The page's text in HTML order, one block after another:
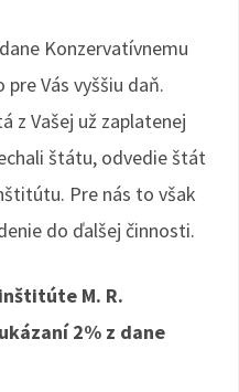
Konzervatívnemu
Vás vyššiu daň.
z Vašej už zaplatenej
štátu, odvedie štát
Pre nás to však
do ďalšej činnosti.
M. R.
2% z dane